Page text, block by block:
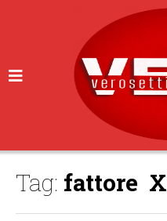
Tag: fattore X